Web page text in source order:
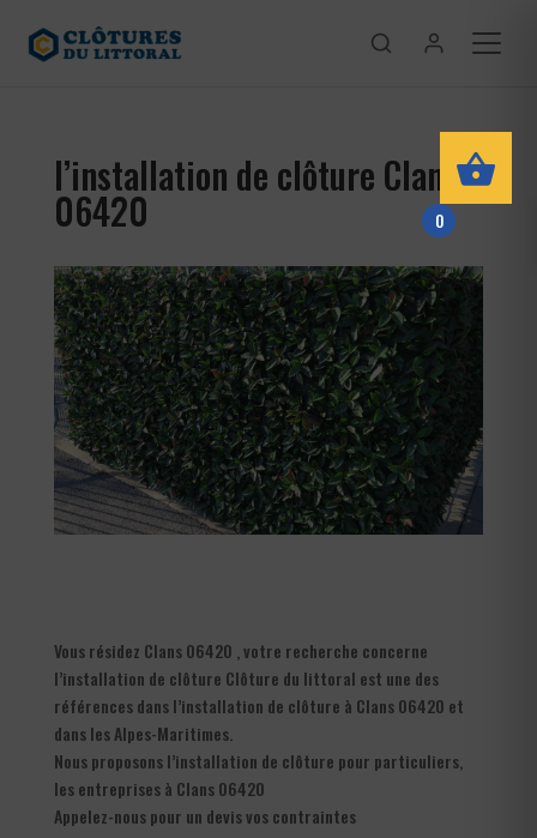
l’installation de clôture Clans
06420
Vous résidez Clans 06420 , votre recherche concerne
l’installation de clôture Clôture du littoral est une des
références dans l’installation de clôture à Clans 06420 et
dans les Alpes-Maritimes.
Nous proposons l’installation de clôture pour particuliers,
les entreprises à Clans 06420
Appelez-nous pour un devis vos contraintes
0